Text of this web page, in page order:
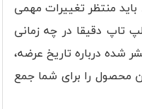
باید منتظر تغییرات مهمی
اما این لپ تاپ دقیقا در چه زمانی
شده درباره تاریخ عرضه،
محصول را برای شما جمع